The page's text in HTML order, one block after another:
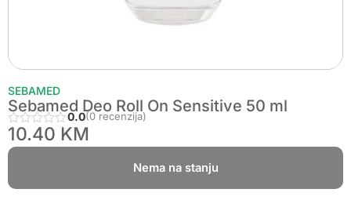
SEBAMED
Sebamed Deo Roll On Sensitive 50 ml
0.0(0 recenzija)
10.40 KM
Nema na stanju